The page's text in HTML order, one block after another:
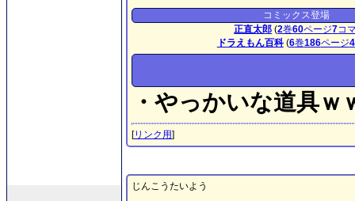
コミックス登場
正直太郎 (2巻60ページ7コ
ドラえもん百科(6巻186ページ4
・やっかいな道具ｗ
[リンク用]
じんこうたいよう